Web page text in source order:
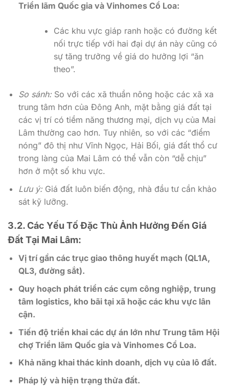
Triển lãm Quốc gia và Vinhomes Cổ Loa:
Các khu vực giáp ranh hoặc có đường kết
nối trực tiếp với hai đại dự án này cũng có
sự tăng trưởng về giá do hưởng lợi “ăn
theo”.
So sánh:So với các xã thuần nông hoặc các xã xa
trung tâm hơn của Đông Anh, mặt bằng giá đất tại
các vị trí có tiềm năng thương mại, dịch vụ của Mai
Lâm thường cao hơn. Tuy nhiên, so với các “điểm
nóng” đô thị như Vĩnh Ngọc, Hải Bối, giá đất thổ cư
trong làng của Mai Lâm có thể vẫn còn “dễ chịu”
hơn ở một số khu vực.
Lưu ý:Giá đất luôn biến động, nhà đầu tư cần khảo
sát kỹ lưỡng.
3.2. Các Yếu Tố Đặc Thù Ảnh Hưởng Đến Giá
Đất Tại Mai Lâm:
Vị trí gần các trục giao thông huyết mạch (QL1A,
QL3, đường sắt).
Quy hoạch phát triển các cụm công nghiệp, trung
tâm logistics, kho bãi tại xã hoặc các khu vực lân
cận.
Tiến độ triển khai các dự án lớn như Trung tâm Hội
chợ Triển lãm Quốc gia và Vinhomes Cổ Loa.
Khả năng khai thác kinh doanh, dịch vụ của lô đất.
Pháp lý và hiện trạng thửa đất.